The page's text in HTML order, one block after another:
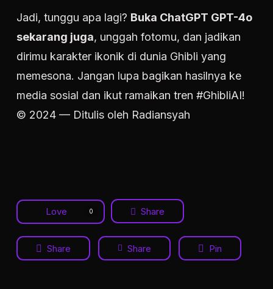
Jadi, tunggu apa lagi? Buka ChatGPT GPT-4o
sekarang juga, unggah fotomu, dan jadikan
dirimu karakter ikonik di dunia Ghibli yang
memesona. Jangan lupa bagikan hasilnya ke
media sosial dan ikut ramaikan tren #GhibliAI!
© 2024 — Ditulis oleh Radiansyah
Love 0 Share
Share Share Pin